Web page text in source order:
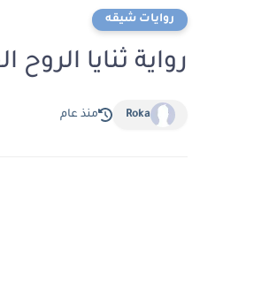
روايات شيقه
رواية ثنايا الروح الفصل
Roka منذ عام